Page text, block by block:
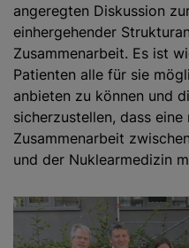
angeregten Diskussion
einhergehender
Zusammenarbeit. Es ist
Patienten alle für sie
anbieten zu können und
sicherzustellen, dass eine
Zusammenarbeit
und der Nuklearmedizin